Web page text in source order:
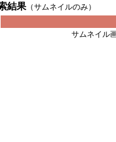
結果（サムネイルのみ）
サムネイル